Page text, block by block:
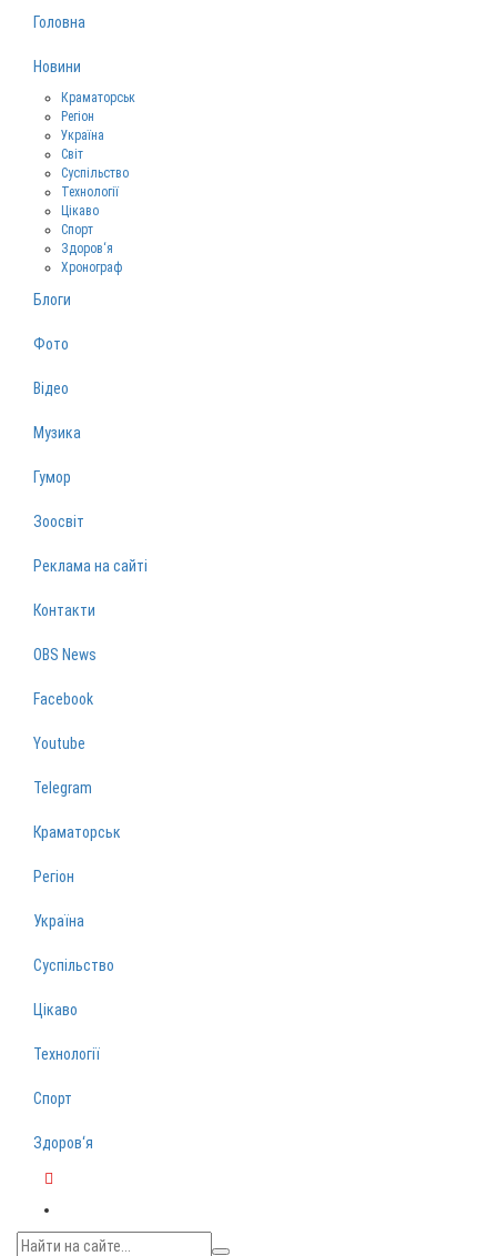
Головна
Новини
Краматорськ
Регіон
Україна
Світ
Суспільство
Технології
Цікаво
Спорт
Здоров‘я
Хронограф
Блоги
Фото
Відео
Музика
Гумор
Зоосвіт
Реклама на сайті
Контакти
OBS News
Facebook
Youtube
Telegram
Краматорськ
Регіон
Україна
Суспільство
Цікаво
Технології
Спорт
Здоров‘я